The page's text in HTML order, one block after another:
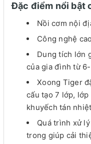
Đặc điểm nổi bật
Nồi cơm nội
Công nghệ
Dung tích lớn
của gia đình từ
Xoong Tiger
cấu tạo 7 lớp,
khuyếch tán
Quá trình xử
trong giúp cải